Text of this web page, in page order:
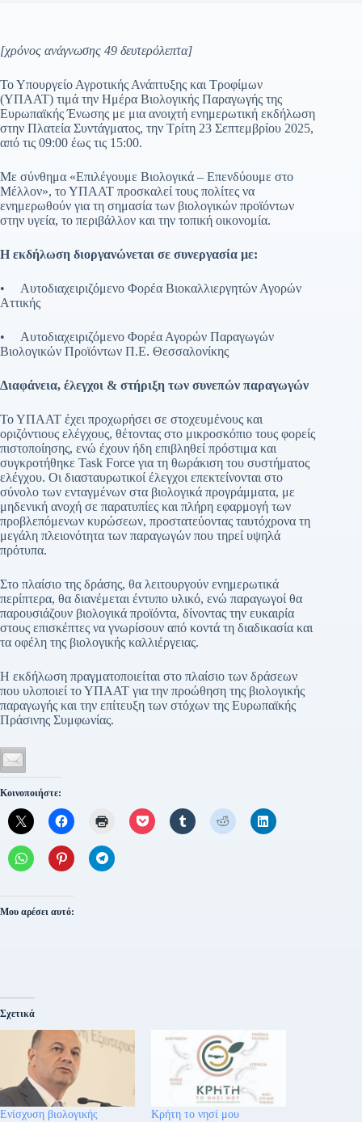
[χρόνος ανάγνωσης 49 δευτερόλεπτα]
Το Υπουργείο Αγροτικής Ανάπτυξης και Τροφίμων
(ΥΠΑΑΤ) τιμά την Ημέρα Βιολογικής Παραγωγής της
Ευρωπαϊκής Ένωσης με μια ανοιχτή ενημερωτική εκδήλωση
στην Πλατεία Συντάγματος, την Τρίτη 23 Σεπτεμβρίου 2025,
από τις 09:00 έως τις 15:00.
Με σύνθημα «Επιλέγουμε Βιολογικά – Επενδύουμε στο
Μέλλον», το ΥΠΑΑΤ προσκαλεί τους πολίτες να
ενημερωθούν για τη σημασία των βιολογικών προϊόντων
στην υγεία, το περιβάλλον και την τοπική οικονομία.
Η εκδήλωση διοργανώνεται σε συνεργασία με:
• Αυτοδιαχειριζόμενο Φορέα Βιοκαλλιεργητών Αγορών
Αττικής
• Αυτοδιαχειριζόμενο Φορέα Αγορών Παραγωγών
Βιολογικών Προϊόντων Π.Ε. Θεσσαλονίκης
Διαφάνεια, έλεγχοι & στήριξη των συνεπών παραγωγών
Το ΥΠΑΑΤ έχει προχωρήσει σε στοχευμένους και
οριζόντιους ελέγχους, θέτοντας στο μικροσκόπιο τους φορείς
πιστοποίησης, ενώ έχουν ήδη επιβληθεί πρόστιμα και
συγκροτήθηκε Task Force για τη θωράκιση του συστήματος
ελέγχου. Οι διασταυρωτικοί έλεγχοι επεκτείνονται στο
σύνολο των ενταγμένων στα βιολογικά προγράμματα, με
μηδενική ανοχή σε παρατυπίες και πλήρη εφαρμογή των
προβλεπόμενων κυρώσεων, προστατεύοντας ταυτόχρονα τη
μεγάλη πλειονότητα των παραγωγών που τηρεί υψηλά
πρότυπα.
Στο πλαίσιο της δράσης, θα λειτουργούν ενημερωτικά
περίπτερα, θα διανέμεται έντυπο υλικό, ενώ παραγωγοί θα
παρουσιάζουν βιολογικά προϊόντα, δίνοντας την ευκαιρία
στους επισκέπτες να γνωρίσουν από κοντά τη διαδικασία και
τα οφέλη της βιολογικής καλλιέργειας.
Η εκδήλωση πραγματοποιείται στο πλαίσιο των δράσεων
που υλοποιεί το ΥΠΑΑΤ για την προώθηση της βιολογικής
παραγωγής και την επίτευξη των στόχων της Ευρωπαϊκής
Πράσινης Συμφωνίας.
Κοινοποιήστε:
Μου αρέσει αυτό:
Σχετικά
Ενίσχυση βιολογικής
Κρήτη το νησί μου